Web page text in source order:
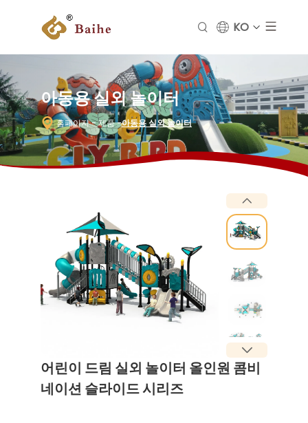
KO
아동용 실외 놀이터
홈페이지- 제품-아동용 실외 놀이터
어린이 드림 실외 놀이터 올인원 콤비
네이션 슬라이드 시리즈